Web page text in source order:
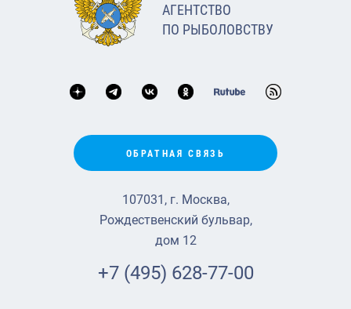
АГЕНТСТВО
ПО РЫБОЛОВСТВУ
ОБРАТНАЯ СВЯЗЬ
107031, г. Москва,
Рождественский бульвар,
дом 12
+7 (495) 628-77-00